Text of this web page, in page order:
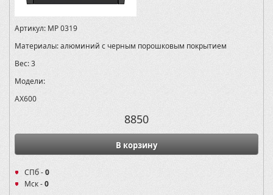
Артикул: MP 0319
Материалы:алюминий с черным порошковым покрытием
Вес:3
Модели:
AX600
8850
В корзину
СПб -0
Мск -0